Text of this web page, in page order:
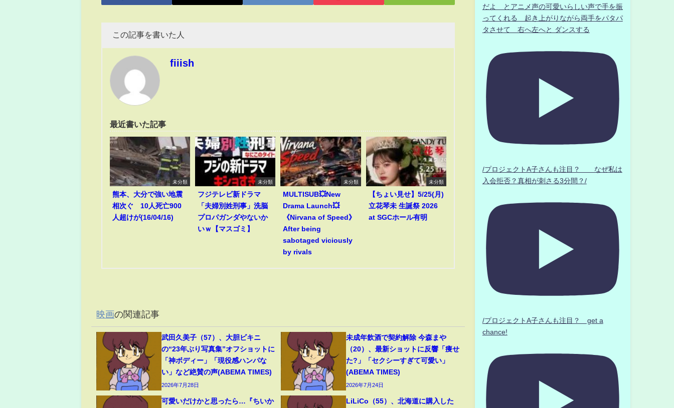
この記事を書いた人
fiiish
最近書いた記事
未分類
熊本、大分で強い地震
相次ぐ 10人死亡900
人超けが(16/04/16)
未分類
フジテレビ新ドラマ
「夫婦別姓刑事」洗脳
プロパガンダやないか
いｗ【マスゴミ】
未分類
MULTISUB💥New
Drama Launch💥
《Nirvana of Speed》
After being
sabotaged viciously
by rivals
未分類
【ちょい見せ】5/25(月)
立花琴未 生誕祭 2026
at SGCホール有明
映画の関連記事
武田久美子（57）、大胆ビキニ
の“23年ぶり写真集”オフショットに
「神ボディー」「現役感ハンパな
い」など絶賛の声(ABEMA TIMES)
2026年7月28日
未成年飲酒で契約解除 今森まや
（20）、最新ショットに反響「痩せ
た?」「セクシーすぎて可愛い」
(ABEMA TIMES)
2026年7月24日
可愛いだけかと思ったら…『ちいか LiLiCo（55）、北海道に購入した
だよ とアニメ声の可愛いらしい声で手を振
ってくれる 起き上がりながら両手をパタパ
タさせて 右へ左へと ダンスする
/プロジェクトA子さんも注目？ なぜ私は
入会拒否？真相が刺さる3分間？/
/プロジェクトA子さんも注目？ get a
chance!